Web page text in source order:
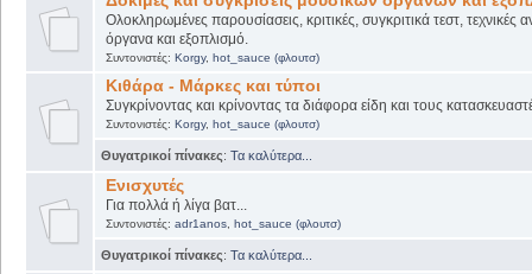
Ολοκληρωμένες παρουσίασεις, κριτικές, συγκριτικά τεστ, τεχνικές
όργανα και εξοπλισμό.
Συντονιστές: Korgy, hot_sauce (φλουτσ)
Κιθάρα - Μάρκες και τύποι
Συγκρίνοντας και κρίνοντας τα διάφορα είδη και τους
Συντονιστές: Korgy, hot_sauce (φλουτσ)
Θυγατρικοί πίνακες: Τα καλύτερα...
Ενισχυτές
Για πολλά ή λίγα βατ...
Συντονιστές: adr1anos, hot_sauce (φλουτσ)
Θυγατρικοί πίνακες: Τα καλύτερα...